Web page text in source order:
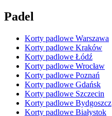
Padel
Korty padlowe Warszawa
Korty padlowe Kraków
Korty padlowe Łódź
Korty padlowe Wrocław
Korty padlowe Poznań
Korty padlowe Gdańsk
Korty padlowe Szczecin
Korty padlowe Bydgoszcz
Korty padlowe Białystok